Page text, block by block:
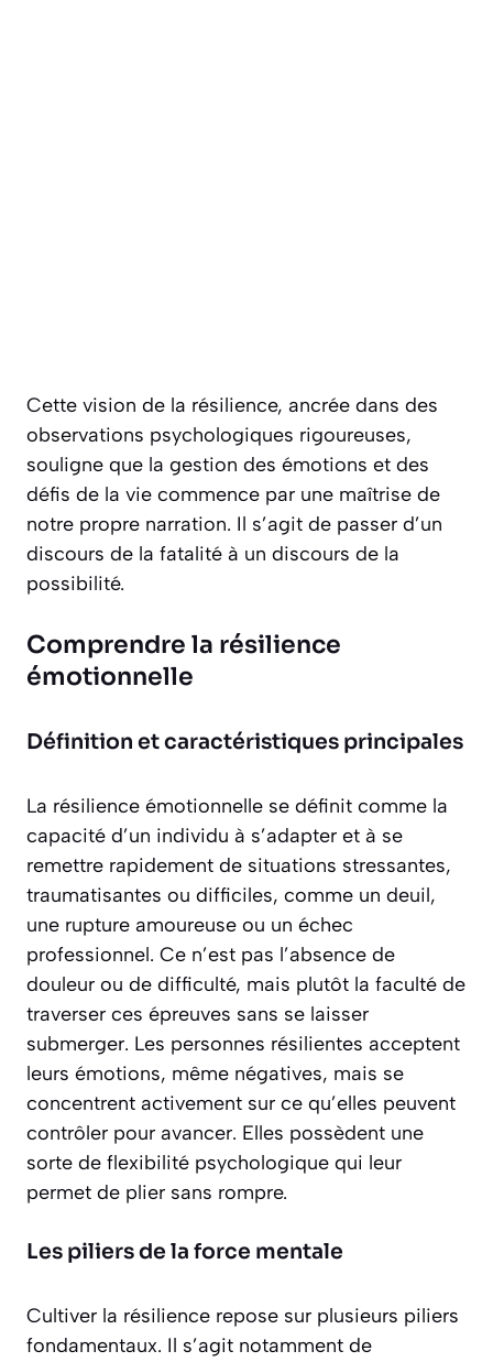
Cette vision de la résilience, ancrée dans des
observations psychologiques rigoureuses,
souligne que la gestion des émotions et des
défis de la vie commence par une maîtrise de
notre propre narration. Il s’agit de passer d’un
discours de la fatalité à un discours de la
possibilité.
Comprendre la résilience
émotionnelle
Définition et caractéristiques principales
La résilience émotionnelle se définit comme la
capacité d’un individu à s’adapter et à se
remettre rapidement de situations stressantes,
traumatisantes ou difficiles, comme un deuil,
une rupture amoureuse ou un échec
professionnel. Ce n’est pas l’absence de
douleur ou de difficulté, mais plutôt la faculté de
traverser ces épreuves sans se laisser
submerger. Les personnes résilientes acceptent
leurs émotions, même négatives, mais se
concentrent activement sur ce qu’elles peuvent
contrôler pour avancer. Elles possèdent une
sorte de flexibilité psychologique qui leur
permet de plier sans rompre.
Les piliers de la force mentale
Cultiver la résilience repose sur plusieurs piliers
fondamentaux. Il s’agit notamment de